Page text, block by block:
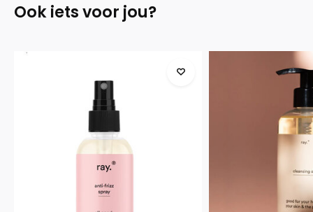
Ook iets voor jou?